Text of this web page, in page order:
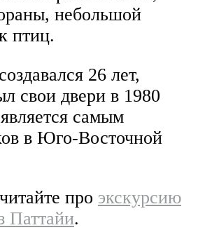
небольшой
птиц.
26 лет,
свои двери в 1980
самым
в Юго-Восточной
про экскурсию
Паттайи.